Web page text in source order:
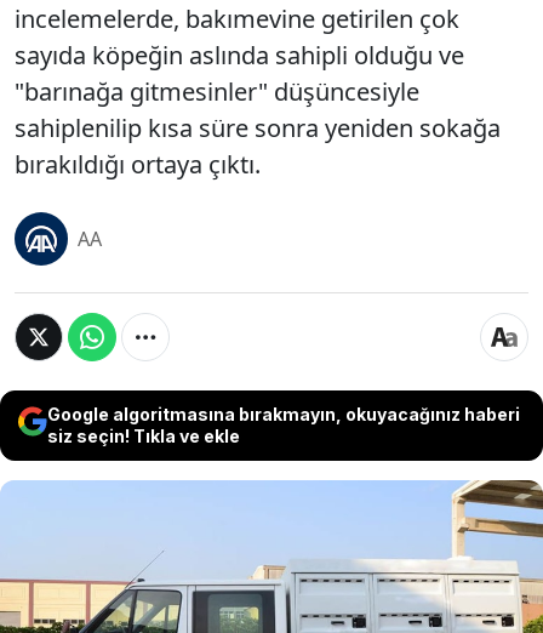
incelemelerde, bakımevine getirilen çok
sayıda köpeğin aslında sahipli olduğu ve
"barınağa gitmesinler" düşüncesiyle
sahiplenilip kısa süre sonra yeniden sokağa
bırakıldığı ortaya çıktı.
AA
Google algoritmasına bırakmayın, okuyacağınız haberi
siz seçin! Tıkla ve ekle
Kütahya’da sokak hayvanlarına yönelik yürütülen
denetimler, evcil hayvanlarını sokağa terk eden
sahipler için ağır mali yaptırımları beraberinde
getirdi. Yapılan incelemelerde, bakımevine